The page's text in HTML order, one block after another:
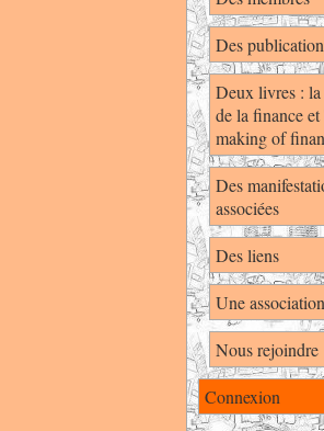
Des
Deux livres :
de la finance
making of
Des
associées
Des liens
Une association
Nous rejoindre
Connexion